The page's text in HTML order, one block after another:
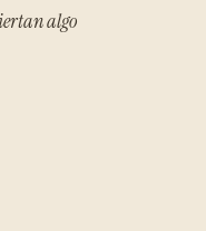
algo